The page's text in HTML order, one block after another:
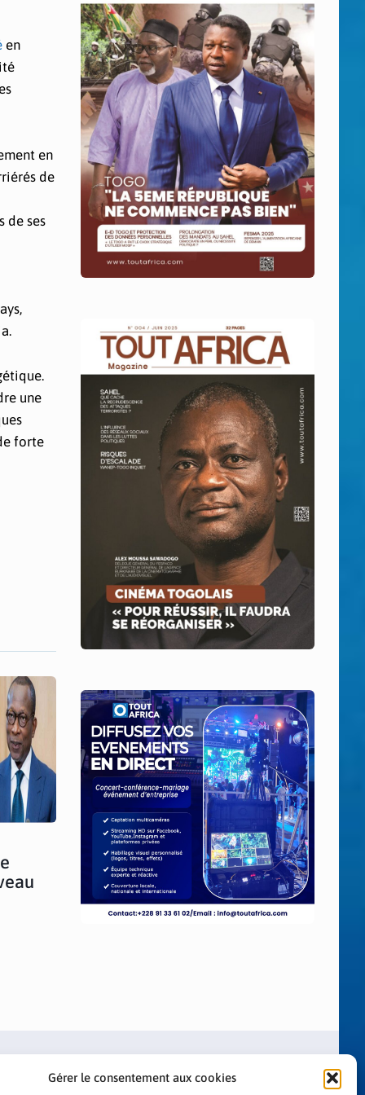
Gérer le consentement aux cookies
en
en
de
de ses
une
forte